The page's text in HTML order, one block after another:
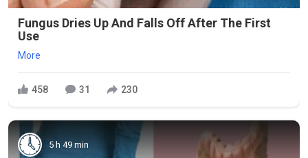
Fungus Dries Up And Falls Off After The First
Use
More
458 31 230
5 h 49 min